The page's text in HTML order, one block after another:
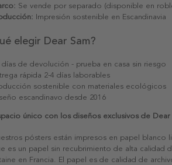
Se vende por separado (disponible en
Impresión sostenible en Escandinavia
elegir Dear Sam?
días de devolución - prueba en casa sin riesgo
rápida 2-4 días laborables
sostenible con materiales ecológicos
escandinavo desde 2016
único con los diseños exclusivos de Dear
pósters están impresos en papel blanco
es un papel sin recubrimiento de alta calidad
en Francia. El papel es de calidad de